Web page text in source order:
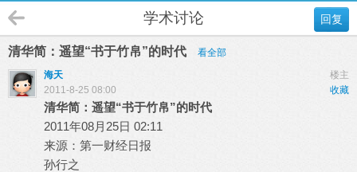
回复
学术讨论
清华简：遥望“书于竹帛”的时代
看全部
楼主
海天
收藏
2011-8-25 08:00
清华简：遥望“书于竹帛”的时代
2011年08月25日 02:11
来源： 第一财经日报
孙行之